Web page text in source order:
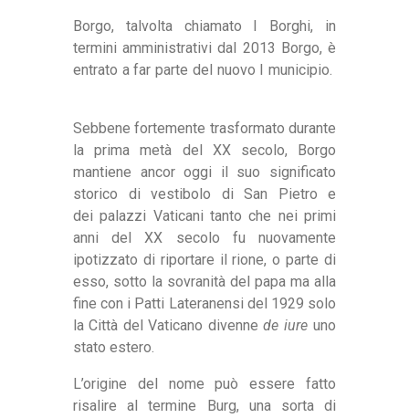
Borgo, talvolta chiamato I Borghi, in
termini amministrativi dal 2013 Borgo, è
entrato a far parte del nuovo I municipio.
Sebbene fortemente trasformato durante
la prima metà del XX secolo, Borgo
mantiene ancor oggi il suo significato
storico di vestibolo di San Pietro e
dei palazzi Vaticani tanto che nei primi
anni del XX secolo fu nuovamente
ipotizzato di riportare il rione, o parte di
esso, sotto la sovranità del papa ma alla
fine con i Patti Lateranensi del 1929 solo
la Città del Vaticano divenne de iure uno
stato estero.
L’origine del nome può essere fatto
risalire al termine Burg, una sorta di